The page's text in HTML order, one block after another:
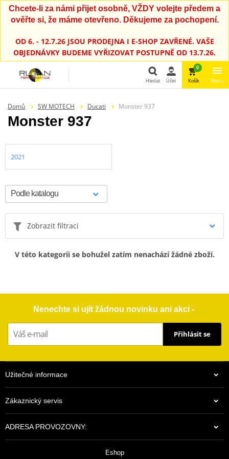
Chcete-li za námi přijet osobně, VŽDY volejte předem a
ověřte si, že máme otevřeno. Děkujeme za pochopení.
OD 6. - 12.7.26 JSOU PRODEJNA I E-SHOP ZAVŘENÉ. VAŠE
OBJEDNÁVKY BUDEME VYŘIZOVAT POSTUPNĚ OD 13.7.26.
Hledat Účet
0
Košík Menu
Domů SW MOTECH Ducati Monster 937
Monster 937
2021
Zobrazit filtraci
V této kategorii se bohužel zatím nenachází žádné zboží.
Nenechte si ujít žádnou novinku ani akci -
Přihlásit se
Užitečné informace
Zákaznický servis
ADRESA PROVOZOVNY:
Eshop